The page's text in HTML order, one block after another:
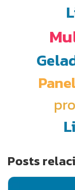
Posts